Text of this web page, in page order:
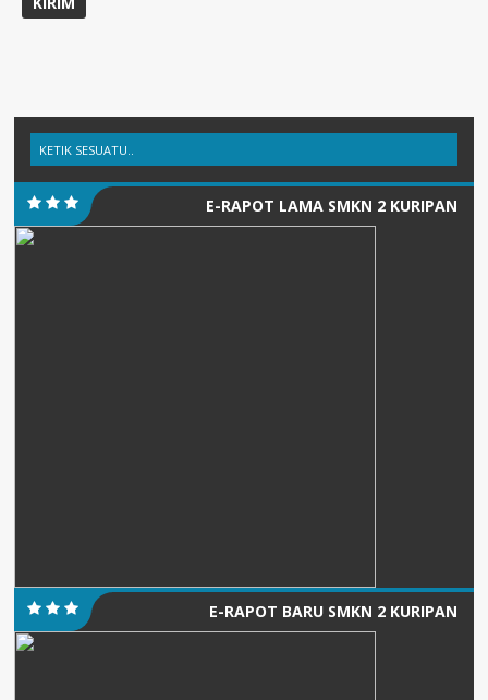
E-RAPOT LAMA SMKN 2 KURIPAN
E-RAPOT BARU SMKN 2 KURIPAN